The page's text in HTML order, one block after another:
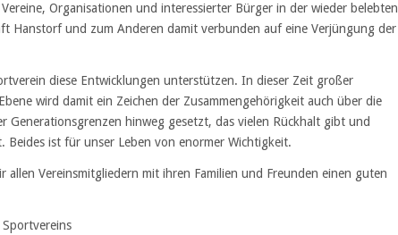
Organisationen und interessierter Bürger in der wieder belebten
Hanstorf und zum Anderen damit verbunden auf eine Verjüngung der
diese Entwicklungen unterstützen. In dieser Zeit großer
wird damit ein Zeichen der Zusammengehörigkeit auch über die
Generationsgrenzen hinweg gesetzt, das vielen Rückhalt gibt und
Beides ist für unser Leben von enormer Wichtigkeit.
allen Vereinsmitgliedern mit ihren Familien und Freunden einen guten